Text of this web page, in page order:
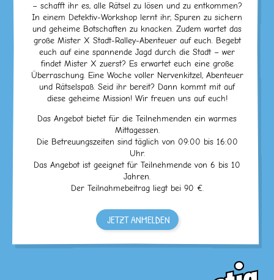
– schafft ihr es, alle Rätsel zu lösen und zu entkommen?
In einem Detektiv-Workshop lernt ihr, Spuren zu sichern
und geheime Botschaften zu knacken. Zudem wartet das
große Mister X Stadt-Ralley-Abenteuer auf euch. Begebt
euch auf eine spannende Jagd durch die Stadt – wer
findet Mister X zuerst? Es erwartet euch eine große
Überraschung. Eine Woche voller Nervenkitzel, Abenteuer
und Rätselspaß. Seid ihr bereit? Dann kommt mit auf
diese geheime Mission! Wir freuen uns auf euch!
Das Angebot bietet für die Teilnehmenden ein warmes
Mittagessen.
Die Betreuungszeiten sind täglich von 09:00 bis 16:00
Uhr.
Das Angebot ist geeignet für Teilnehmende von 6 bis 10
Jahren.
Der Teilnahmebeitrag liegt bei 90 €.
JETZT ANMELDEN